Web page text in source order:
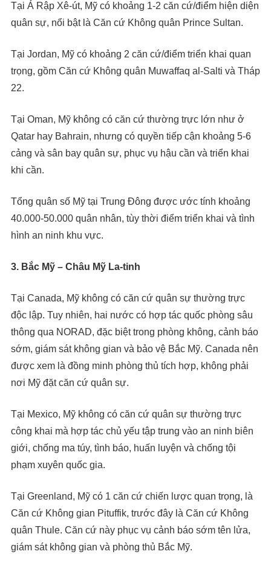
Tại Ả Rập Xê-út, Mỹ có khoảng 1-2 căn cứ/điểm hiện diện
quân sự, nổi bật là Căn cứ Không quân Prince Sultan.
Tại Jordan, Mỹ có khoảng 2 căn cứ/điểm triển khai quan
trọng, gồm Căn cứ Không quân Muwaffaq al-Salti và Tháp
22.
Tại Oman, Mỹ không có căn cứ thường trực lớn như ở
Qatar hay Bahrain, nhưng có quyền tiếp cận khoảng 5-6
cảng và sân bay quân sự, phục vụ hậu cần và triển khai
khi cần.
Tổng quân số Mỹ tại Trung Đông được ước tính khoảng
40.000-50.000 quân nhân, tùy thời điểm triển khai và tình
hình an ninh khu vực.
3. Bắc Mỹ – Châu Mỹ La-tinh
Tại Canada, Mỹ không có căn cứ quân sự thường trực
độc lập. Tuy nhiên, hai nước có hợp tác quốc phòng sâu
thông qua NORAD, đặc biệt trong phòng không, cảnh báo
sớm, giám sát không gian và bảo vệ Bắc Mỹ. Canada nên
được xem là đồng minh phòng thủ tích hợp, không phải
nơi Mỹ đặt căn cứ quân sự.
Tại Mexico, Mỹ không có căn cứ quân sự thường trực
công khai mà hợp tác chủ yếu tập trung vào an ninh biên
giới, chống ma túy, tình báo, huấn luyện và chống tội
phạm xuyên quốc gia.
Tại Greenland, Mỹ có 1 căn cứ chiến lược quan trọng, là
Căn cứ Không gian Pituffik, trước đây là Căn cứ Không
quân Thule. Căn cứ này phục vụ cảnh báo sớm tên lửa,
giám sát không gian và phòng thủ Bắc Mỹ.